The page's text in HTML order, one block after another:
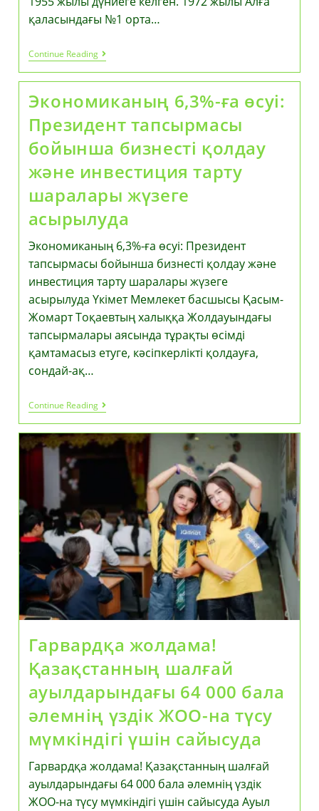
қаласындағы №1 орта…
Continue ReadingКітапқа
Құштар
Кітапханашы
Экономиканың 6,3%-ға өсуі:
Президент тапсырмасы
бойынша бизнесті қолдау
және инвестиция тарту
шаралары жүзеге
асырылуда
Экономиканың 6,3%-ға өсуі: Президент
тапсырмасы бойынша бизнесті қолдау және
инвестиция тарту шаралары жүзеге
асырылуда Үкімет Мемлекет басшысы Қасым-
Жомарт Тоқаевтың халыққа Жолдауындағы
тапсырмалары аясында тұрақты өсімді
қамтамасыз етуге, кәсіпкерлікті қолдауға,
сондай-ақ…
Continue ReadingЭкономиканың
6,3%-
Ға
Өсуі:
Президент
Тапсырмасы
Бойынша
Бизнесті
Және
Инвестиция
Тарту
Шаралары
Жүзеге
Асырылуда
Гарвардқа жолдама!
Қазақстанның шалғай
ауылдарындағы 64 000 бала
әлемнің үздік ЖОО-на түсу
мүмкіндігі үшін сайысуда
Гарвардқа жолдама! Қазақстанның шалғай
ауылдарындағы 64 000 бала әлемнің үздік
ЖОО-на түсу мүмкіндігі үшін сайысуда Ауыл